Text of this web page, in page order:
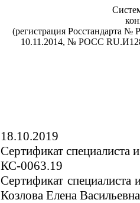
(регистрация
10.11.2014, № РОСС
18.10.2019
Сертификат специалиста
КС-0063.19
Сертификат специалиста
Козлова Елена